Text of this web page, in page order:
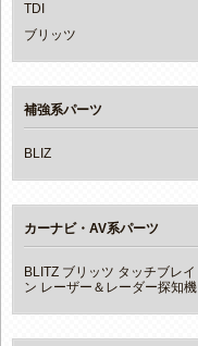
TDI
ブリッツ
補強系パーツ
BLIZ
カーナビ・AV系パーツ
BLITZ ブリッツ タッチブレイ
ン レーザー＆レーダー探知機